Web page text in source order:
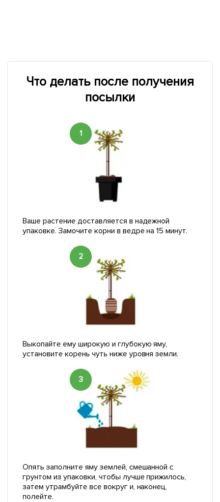
Что делать после получения
посылки
1
Ваше растение доставляется в надежной
упаковке. Замочите корни в ведре на 15 минут.
2
Выкопайте ему широкую и глубокую яму,
установите корень чуть ниже уровня земли.
3
Опять заполните яму землей, смешанной с
грунтом из упаковки, чтобы лучше прижилось,
затем утрамбуйте все вокруг и, наконец,
полейте.